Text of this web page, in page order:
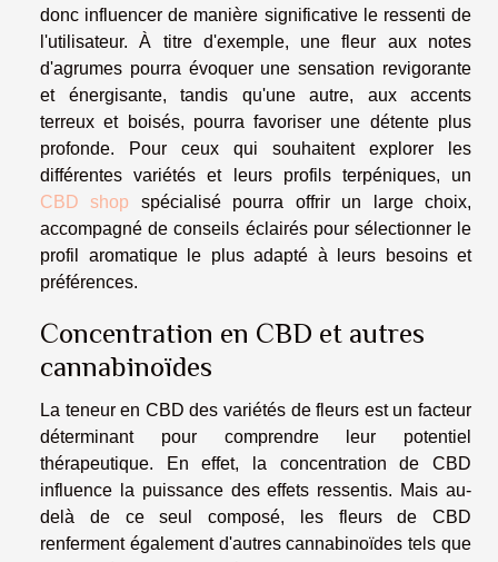
donc influencer de manière significative le ressenti de
l'utilisateur. À titre d'exemple, une fleur aux notes
d'agrumes pourra évoquer une sensation revigorante
et énergisante, tandis qu'une autre, aux accents
terreux et boisés, pourra favoriser une détente plus
profonde. Pour ceux qui souhaitent explorer les
différentes variétés et leurs profils terpéniques, un
CBD shop spécialisé pourra offrir un large choix,
accompagné de conseils éclairés pour sélectionner le
profil aromatique le plus adapté à leurs besoins et
préférences.
Concentration en CBD et autres
cannabinoïdes
La teneur en CBD des variétés de fleurs est un facteur
déterminant pour comprendre leur potentiel
thérapeutique. En effet, la concentration de CBD
influence la puissance des effets ressentis. Mais au-
delà de ce seul composé, les fleurs de CBD
renferment également d'autres cannabinoïdes tels que